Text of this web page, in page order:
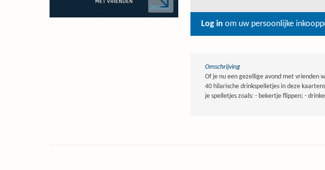
Log in om uw persoonlijke
Omschrijving
Of je nu een gezellige avond met vrienden
40 hilarische drinkspelletjes in deze
je spelletjes zoals: - bekertje flippen; -